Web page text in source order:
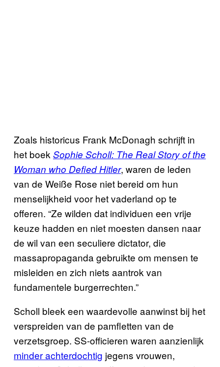
Zoals historicus Frank McDonagh schrijft in
het boek Sophie Scholl: The Real Story of the
Woman who Defied Hitler, waren de leden
van de Weiße Rose niet bereid om hun
menselijkheid voor het vaderland op te
offeren. “Ze wilden dat individuen een vrije
keuze hadden en niet moesten dansen naar
de wil van een seculiere dictator, die
massapropaganda gebruikte om mensen te
misleiden en zich niets aantrok van
fundamentele burgerrechten.”
Scholl bleek een waardevolle aanwinst bij het
verspreiden van de pamfletten van de
verzetsgroep. SS-officieren waren aanzienlijk
minder achterdochtig jegens vrouwen,